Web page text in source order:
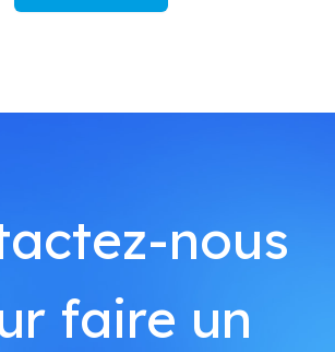
nous
faire un